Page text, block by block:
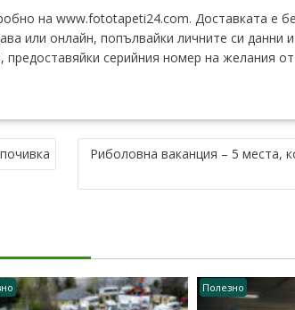
на www.fototapeti24.com. Доставката е
или онлайн, попълвайки личните си данни
серийния номер на желания
Риболовна ваканция – 5 места,
Полезно